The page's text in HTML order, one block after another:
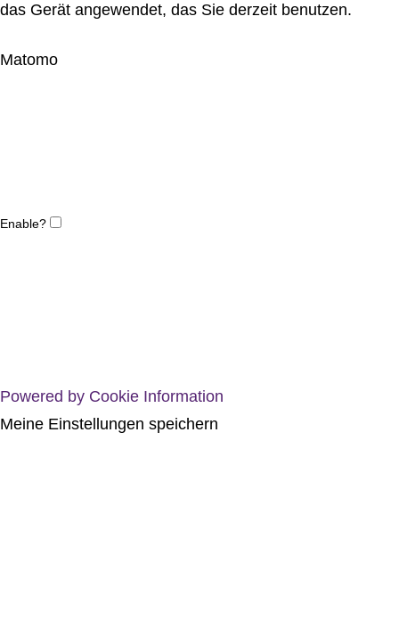
das Gerät angewendet, das Sie derzeit benutzen.
Matomo
Enable?
Powered by Cookie Information
Meine Einstellungen speichern